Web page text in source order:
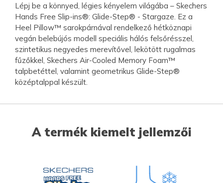
Lépj be a könnyed, légies kényelem világába – Skechers
Hands Free Slip-ins®: Glide-Step® - Stargaze. Ez a
Heel Pillow™ sarokpárnával rendelkező hétköznapi
vegán belebújós modell speciális hálós felsőrésszel,
szintetikus negyedes merevítővel, lekötött rugalmas
fűzőkkel, Skechers Air-Cooled Memory Foam™
talpbetéttel, valamint geometrikus Glide-Step®
középtalppal készült.
A termék kiemelt jellemzői